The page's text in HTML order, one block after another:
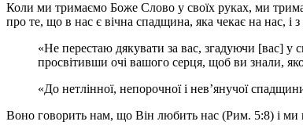
Коли ми тримаємо Боже Слово у своїх руках, ми
про те, що в нас є вічна спадщина, яка чекає на нас, і
«Не перестаю дякувати за вас, згадуючи [вас] у
просвітивши очі вашого серця, щоб ви знали,
«До нетлінної, непорочної і нев’янучої
Воно говорить нам, що Він любить нас (Рим. 5:8) і